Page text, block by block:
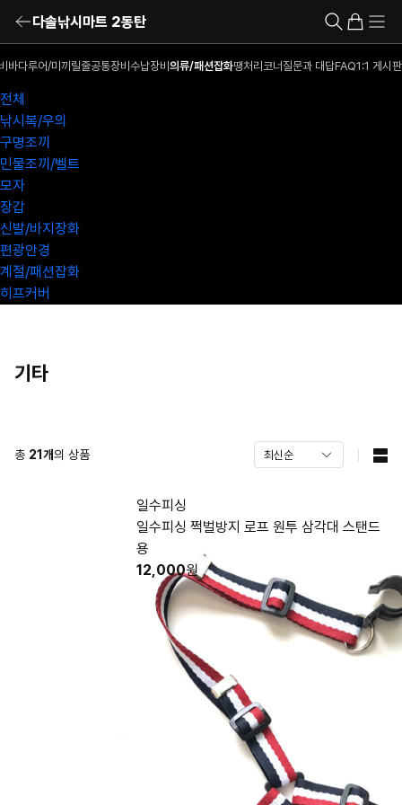
다솔낚시마트 2동탄
바다루어/미끼 릴줄공통장비 수납장비 의류/패션잡화땡처리코너 질문과 대답FAQ1:1 게시판
전체
낚시복/우의
구명조끼
민물조끼/벨트
모자
장갑
신발/바지장화
편광안경
계절/패션잡화
히프커버
기타
총 21 개의 상품
일수피싱
일수피싱 쩍벌방지 로프 원투 삼각대 스탠드
용
12,000원